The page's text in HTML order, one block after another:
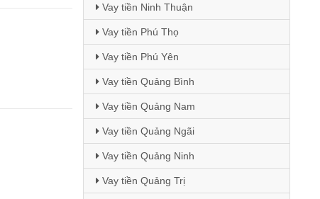
Vay tiền Ninh Thuận
Vay tiền Phú Thọ
Vay tiền Phú Yên
Vay tiền Quảng Bình
Vay tiền Quảng Nam
Vay tiền Quảng Ngãi
Vay tiền Quảng Ninh
Vay tiền Quảng Trị